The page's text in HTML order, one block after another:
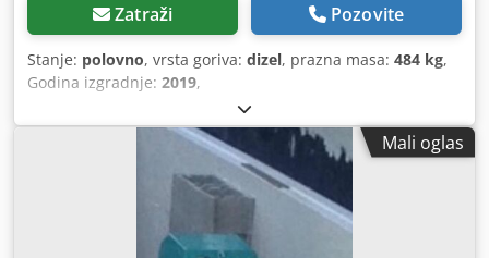
Zatraži Pozovite
Stanje: polovno, vrsta goriva: dizel, prazna masa: 484 kg,
Godina izgradnje: 2019,
Mali oglas